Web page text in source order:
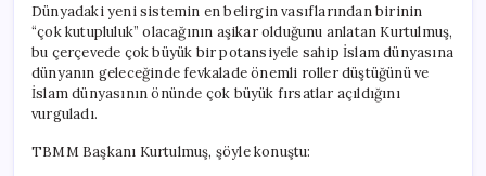
Dünyadaki yeni sistemin en belirgin vasıflarından birinin
“çok kutupluluk” olacağının aşikar olduğunu anlatan Kurtulmuş,
bu çerçevede çok büyük bir potansiyele sahip İslam dünyasına
dünyanın geleceğinde fevkalade önemli roller düştüğünü ve
İslam dünyasının önünde çok büyük fırsatlar açıldığını
vurguladı.
TBMM Başkanı Kurtulmuş, şöyle konuştu: